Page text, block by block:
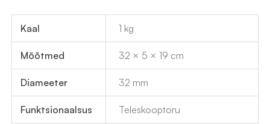
Kaal 1 kg
Mõõtmed 32 × 5 × 19 cm
Diameeter 32 mm
Funktsionaalsus Teleskooptoru